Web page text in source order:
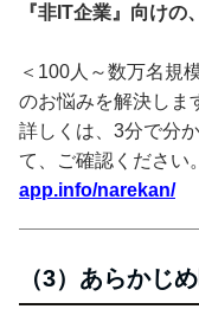
『非IT企業』向けの
＜100人～数万名規
のお悩みを解決しま
詳しくは、3分で分
て、ご確認ください。
app.info/narekan/
（3）あらかじ